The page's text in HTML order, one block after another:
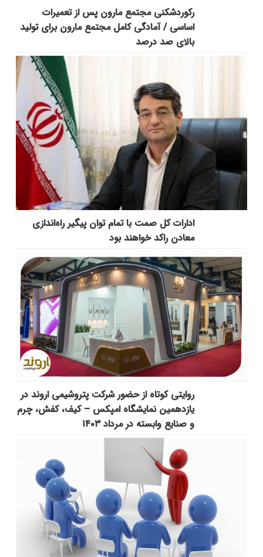
رکوردشکنی مجتمع مارون پس از تعمیرات
اساسی / آمادگی کامل مجتمع مارون برای تولید
بالای صد درصد
ادارات کل صمت با تمام توان پیگیر راه‌اندازی
معادن راکد خواهند بود
روایتی کوتاه از حضور شرکت پتروشیمی اروند در
یازدهمین نمایشگاه امپکس‌ – کیف، کفش، چرم
و صنایع وابسته در مرداد ۱۴۰۳